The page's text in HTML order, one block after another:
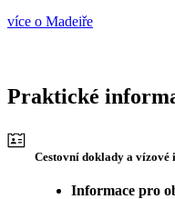
více o Madeiře
Praktické
Cestovní doklady a vízové
Informace pro